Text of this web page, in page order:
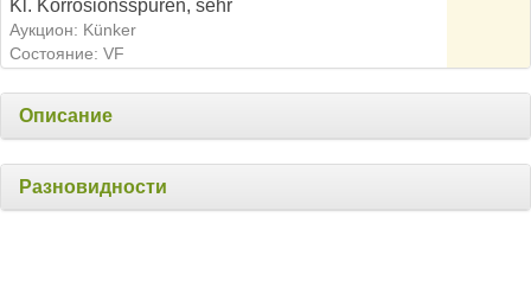
Kl. Korrosionsspuren, sehr
Аукцион: Künker
Состояние: VF
Описание
Разновидности